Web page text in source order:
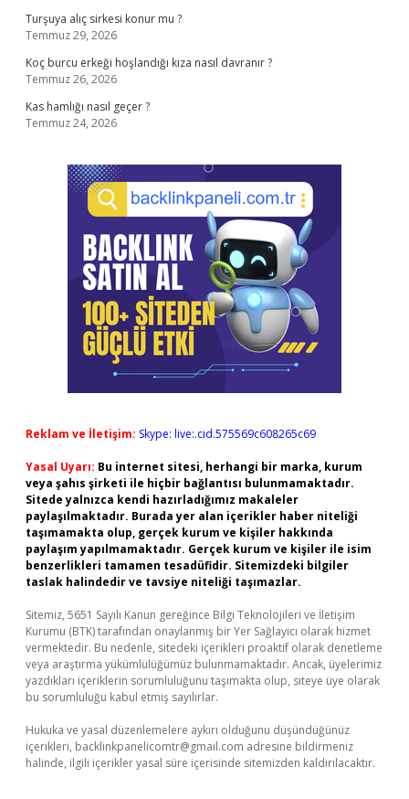
Turşuya alıç sirkesi konur mu ?
Temmuz 29, 2026
Koç burcu erkeği hoşlandığı kıza nasıl davranır ?
Temmuz 26, 2026
Kas hamlığı nasıl geçer ?
Temmuz 24, 2026
Reklam ve İletişim: Skype: live:.cid.575569c608265c69
Yasal Uyarı: Bu internet sitesi, herhangi bir marka, kurum
veya şahıs şirketi ile hiçbir bağlantısı bulunmamaktadır.
Sitede yalnızca kendi hazırladığımız makaleler
paylaşılmaktadır. Burada yer alan içerikler haber niteliği
taşımamakta olup, gerçek kurum ve kişiler hakkında
paylaşım yapılmamaktadır. Gerçek kurum ve kişiler ile isim
benzerlikleri tamamen tesadüfidir. Sitemizdeki bilgiler
taslak halindedir ve tavsiye niteliği taşımazlar.
Sitemiz, 5651 Sayılı Kanun gereğince Bilgi Teknolojileri ve İletişim
Kurumu (BTK) tarafından onaylanmış bir Yer Sağlayıcı olarak hizmet
vermektedir. Bu nedenle, sitedeki içerikleri proaktif olarak denetleme
veya araştırma yükümlülüğümüz bulunmamaktadır. Ancak, üyelerimiz
yazdıkları içeriklerin sorumluluğunu taşımakta olup, siteye üye olarak
bu sorumluluğu kabul etmiş sayılırlar.
Hukuka ve yasal düzenlemelere aykırı olduğunu düşündüğünüz
içerikleri, backlinkpanelicomtr@gmail.com adresine bildirmeniz
halinde, ilgili içerikler yasal süre içerisinde sitemizden kaldırılacaktır.